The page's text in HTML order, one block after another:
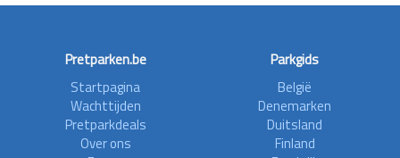
Pretparken.be
Startpagina
Wachttijden
Pretparkdeals
Over ons
Parkgids
België
Denemarken
Duitsland
Finland